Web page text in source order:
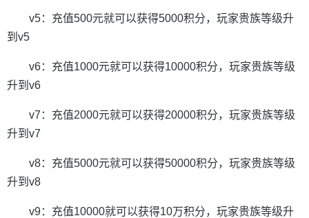
v5：充值500元就可以获得5000积分，玩家贵族等级升
到v5
v6：充值1000元就可以获得10000积分，玩家贵族等级
升到v6
v7：充值2000元就可以获得20000积分，玩家贵族等级
升到v7
v8：充值5000元就可以获得50000积分，玩家贵族等级
升到v8
v9：充值10000就可以获得10万积分，玩家贵族等级升